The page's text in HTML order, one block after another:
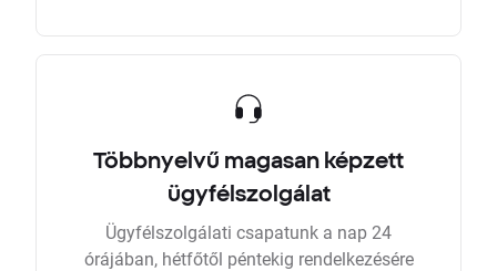
Többnyelvű magasan képzett
ügyfélszolgálat
Ügyfélszolgálati csapatunk a nap 24
órájában, hétfőtől péntekig rendelkezésére